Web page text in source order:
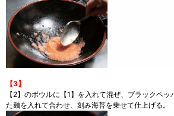
【3】
【2】のボウルに【1】を入れて混ぜ、ブラックペ
た麺を入れて合わせ、刻み海苔を乗せて仕上げる。